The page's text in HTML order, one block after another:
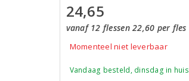
24,65
vanaf 12 flessen 22,60 per fles
Momenteel niet leverbaar
Vandaag besteld, dinsdag in huis